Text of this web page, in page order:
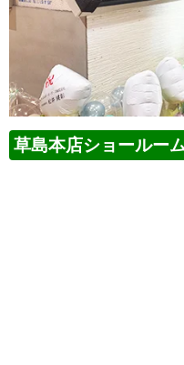
草島本店ショールー